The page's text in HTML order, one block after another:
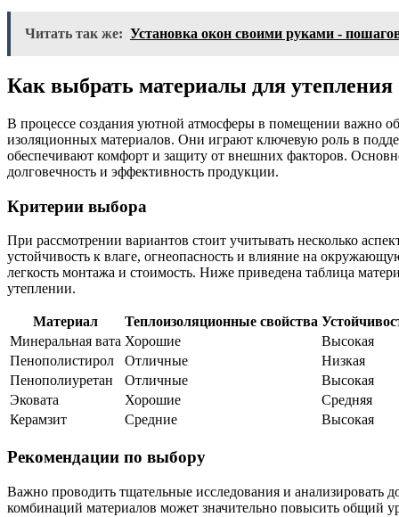
Читать так же: Установка окон своими руками -
Как выбрать материалы для утепления
В процессе создания уютной атмосферы в помещении важно
изоляционных материалов. Они играют ключевую роль в
обеспечивают комфорт и защиту от внешних факторов.
долговечность и эффективность продукции.
Критерии выбора
При рассмотрении вариантов стоит учитывать несколько
устойчивость к влаге, огнеопасность и влияние на
легкость монтажа и стоимость. Ниже приведена таблица
утеплении.
Материал Теплоизоляционные свойства
Минеральная вата Хорошие
Высокая
Пенополистирол
Отличные
Низкая
Пенополиуретан
Отличные
Высокая
Эковата
Хорошие
Средняя
Керамзит
Средние Высокая
Рекомендации по выбору
Важно проводить тщательные исследования и анализировать
комбинаций материалов может значительно повысить общий